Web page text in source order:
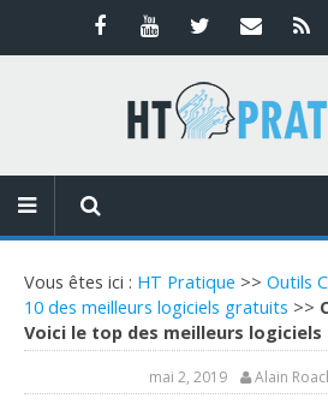
Vous êtes ici : HT Pratique >> Outils
10 des meilleurs logiciels gratuits >>
Voici le top des meilleurs
mai 2, 2019 Alain